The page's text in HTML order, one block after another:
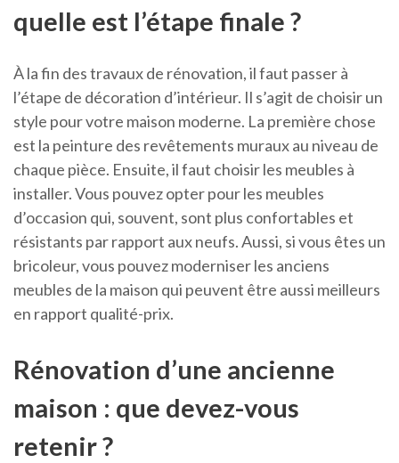
quelle est l’étape finale ?
À la fin des travaux de rénovation, il faut passer à
l’étape de décoration d’intérieur. Il s’agit de choisir un
style pour votre maison moderne. La première chose
est la peinture des revêtements muraux au niveau de
chaque pièce. Ensuite, il faut choisir les meubles à
installer. Vous pouvez opter pour les meubles
d’occasion qui, souvent, sont plus confortables et
résistants par rapport aux neufs. Aussi, si vous êtes un
bricoleur, vous pouvez moderniser les anciens
meubles de la maison qui peuvent être aussi meilleurs
en rapport qualité-prix.
Rénovation d’une ancienne
maison : que devez-vous
retenir ?